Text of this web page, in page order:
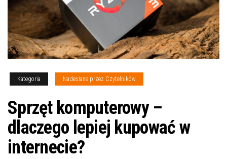
Kategoria Nadesłane przez Czytelników
Sprzęt komputerowy –
dlaczego lepiej kupować w
internecie?